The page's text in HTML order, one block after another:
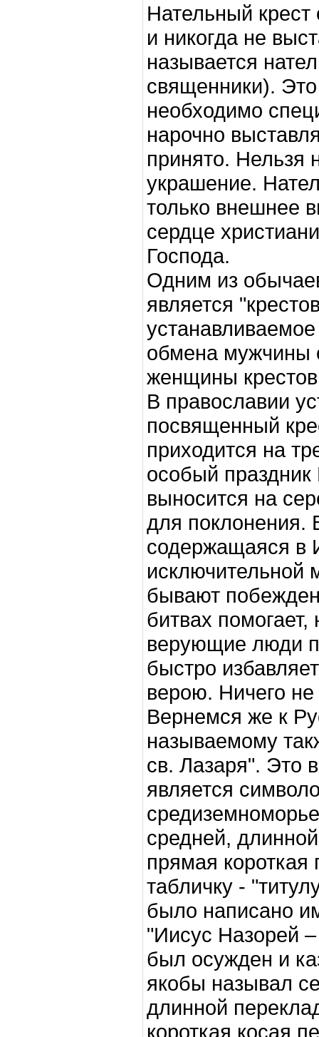
Нательный
и никогда не
называется
священники). Это
необходимо
нарочно
принято. Нельзя
украшение.
только внешнее
сердце
Господа.
Одним из
является
обмена мужчины
женщины
В православии
посвященный
приходится на
особый праздник
выносится на
для поклонения.
содержащаяся в
исключительной
бывают
битвах
верующие люди
быстро
верою. Ничего не
Вернемся же к
называемому
св. Лазаря". Это
является
средней,
прямая
табличку -
было написано
"Иисус Назорей
был осужден и
якобы называл
длинной
короткая косая